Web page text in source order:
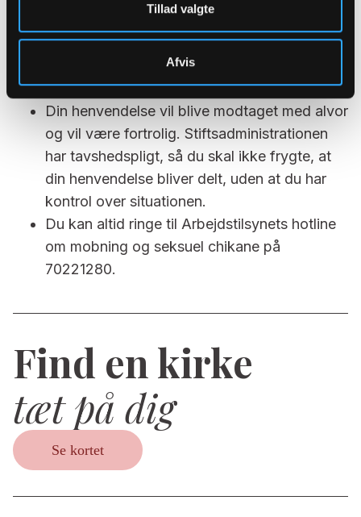
Tillad valgte
Afvis
Du er altid velkommen til at kontakte
Københavns Stift, hvis du oplever krænkende
kmkbh@km.dk
6500.
Din henvendelse vil blive modtaget med alvor
og vil være fortrolig. Stiftsadministrationen
har tavshedspligt, så du skal ikke frygte, at
din henvendelse bliver delt, uden at du har
kontrol over situationen.
Du kan altid ringe til Arbejdstilsynets hotline
om mobning og seksuel chikane på
70221280.
Find en kirke
tæt på dig
Se kortet